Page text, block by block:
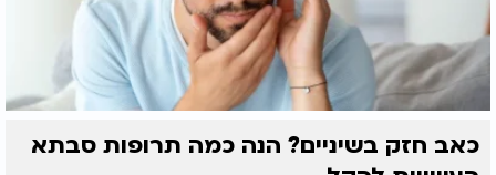
כאב חזק בשיניים? הנה כמה תרופות סבתא